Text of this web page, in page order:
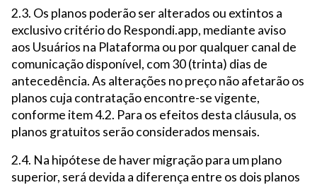
2.3. Os planos poderão ser alterados ou extintos a
exclusivo critério do Respondi.app, mediante aviso
aos Usuários na Plataforma ou por qualquer canal de
comunicação disponível, com 30 (trinta) dias de
antecedência. As alterações no preço não afetarão os
planos cuja contratação encontre-se vigente,
conforme item 4.2. Para os efeitos desta cláusula, os
planos gratuitos serão considerados mensais.
2.4. Na hipótese de haver migração para um plano
superior, será devida a diferença entre os dois planos